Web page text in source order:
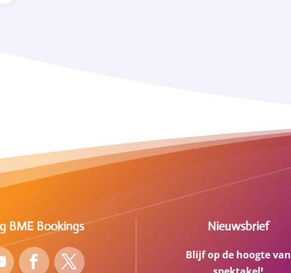
BME Bookings Nieuwsbrief
Blijf op de hoogte van